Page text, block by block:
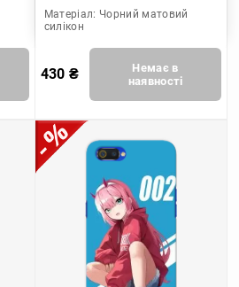
Матеріал: Чорний матовий
силікон
430 ₴
Немає в
наявності